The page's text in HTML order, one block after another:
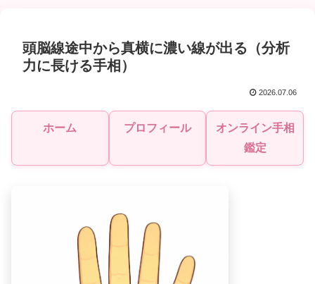
頭脳線途中から真横に濃い線が出る（分析
力に長ける手相）
2026.07.06
ホーム プロフィール
オンライン手相
鑑定